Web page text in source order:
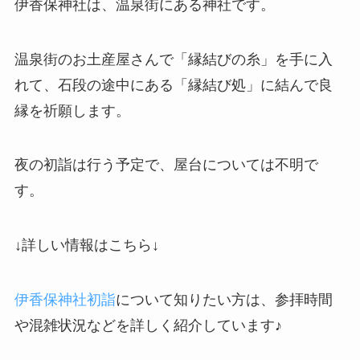
伊香保神社は、温泉街にある神社です。
温泉街のお土産屋さんで「縁結びの糸」を手に入
れて、石段の途中にある「縁結び処」に結んで良
縁を祈願します。
夜の初詣は行う予定で、屋台については不明で
す。
↓詳しい情報はこちら↓
伊香保神社初詣について知りたい方は、参拝時間
や混雑状況などを詳しく紹介しています♪